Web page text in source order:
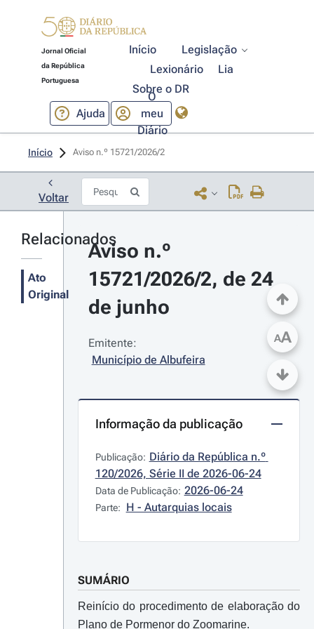
Jornal Oficial
da República
Portuguesa
Início
Legislação
Lexionário
Lia
Sobre o DR
Ajuda
O
meu
Diário
Início Aviso n.º 15721/2026/2
Voltar
Relacionados
Ato
Original
Aviso n.º
15721/2026/2, de 24
de junho
Emitente:
Município de Albufeira
Informação da publicação
Publicação: Diário da República n.º
120/2026, Série II de 2026-06-24
Data de Publicação: 2026-06-24
Parte: H - Autarquias locais
SUMÁRIO
Reinício do procedimento de elaboração do
Plano de Pormenor do Zoomarine.
AA